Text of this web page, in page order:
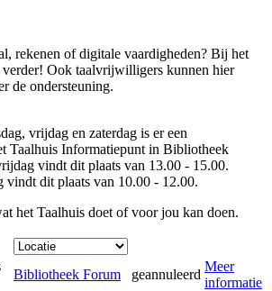
rekenen of digitale vaardigheden? Bij het
verder! Ook taalvrijwilligers kunnen hier
de ondersteuning.
vrijdag en zaterdag is er een
Taalhuis Informatiepunt in Bibliotheek
vindt dit plaats van 13.00 - 15.00.
vindt dit plaats van 10.00 - 12.00.
het Taalhuis doet of voor jou kan doen.
Bibliotheek Forum geannuleerd
Meer
informatie